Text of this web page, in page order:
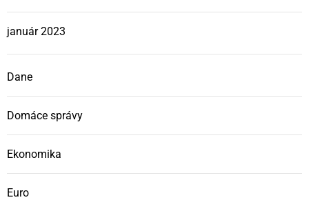
január 2023
Dane
Domáce správy
Ekonomika
Euro